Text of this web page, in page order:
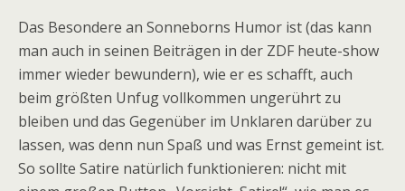
Das Besondere an Sonneborns Humor ist (das kann
man auch in seinen Beiträgen in der ZDF heute-show
immer wieder bewundern), wie er es schafft, auch
beim größten Unfug vollkommen ungerührt zu
bleiben und das Gegenüber im Unklaren darüber zu
lassen, was denn nun Spaß und was Ernst gemeint ist.
So sollte Satire natürlich funktionieren: nicht mit